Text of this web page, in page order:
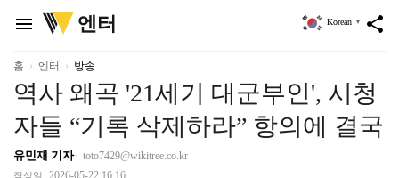
menu
위
키
리
엔터 share
Korean ▼
홈 엔터 방송
역사 왜곡 '21세기 대군부인', 시청
자들 “기록 삭제하라” 항의에 결국
유민재 기자 toto7429@wikitree.co.kr
작성일 2026-05-22 16:16